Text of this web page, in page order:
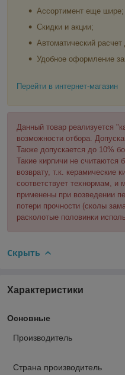
Ассортимент еще шире;
Скидки и акции;
Автоматический расчет
Удобное оформление
Перейти в интернет-магазин
Данный товар реализуется
возможности отбора.
Также допускается до 10%
Такие кирпичи не считаются
возврату, т.к. керамические
соответствует технормам, и
применены при возведении
потери прочности (сколы
расколотые половинки
Скрыть
Характеристики
Основные
Производитель
Страна производитель